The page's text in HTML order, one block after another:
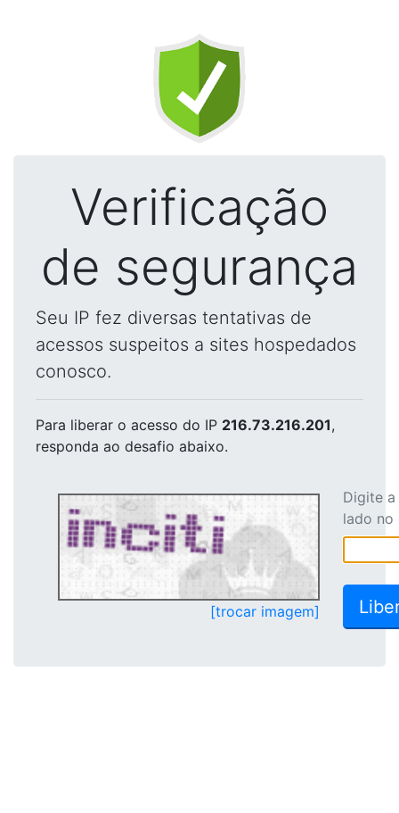
Verificação
de segurança
Seu IP fez diversas tentativas de
acessos suspeitos a sites hospedados
conosco.
Para liberar o acesso do IP 216.73.216.201,
responda ao desafio abaixo.
[trocar imagem]
Digite
lado no